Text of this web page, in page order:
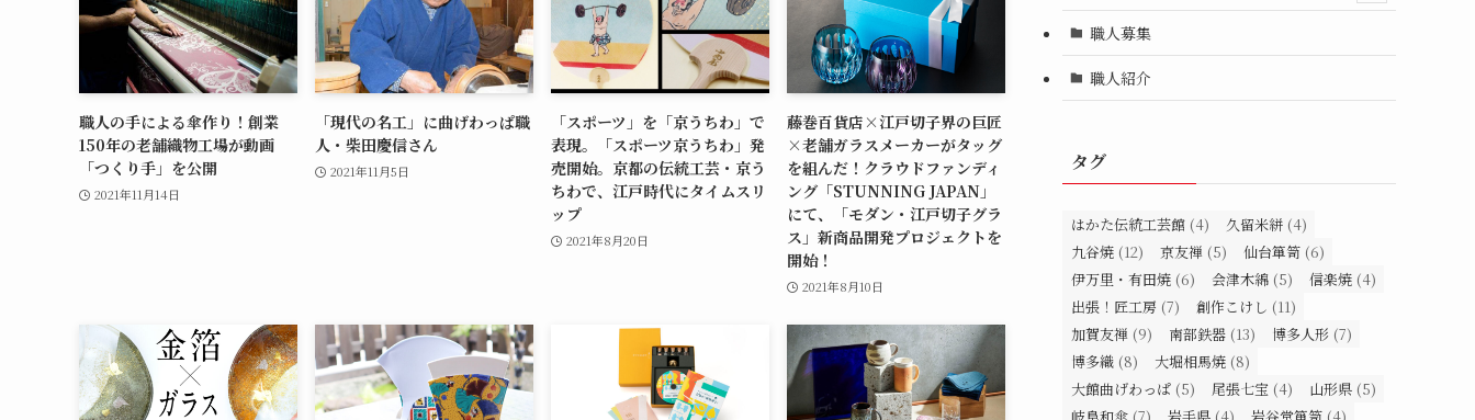
職人の手による傘作り！創業
150年の老舗織物工場が動画
「つくり手」を公開
2021年11月14日
「現代の名工」に曲げわっぱ職
人・柴田慶信さん
2021年11月5日
「スポーツ」を「京うちわ」で
表現。「スポーツ京うちわ」発
売開始。京都の伝統工芸・京う
ちわで、江戸時代にタイムスリ
ップ
2021年8月20日
藤巻百貨店×江戸切子界の巨匠
×老舗ガラスメーカーがタッグ
を組んだ！クラウドファンディ
ング「STUNNING JAPAN」
にて、「モダン・江戸切子グラ
ス」新商品開発プロジェクトを
開始！
2021年8月10日
職人募集
職人紹介
タグ
はかた伝統工芸館 (4) 久留米絣 (4)
九谷焼 (12) 京友禅 (5) 仙台箪笥 (6)
伊万里・有田焼 (6) 会津木綿 (5) 信楽焼 (4)
出張！匠工房 (7) 創作こけし (11)
加賀友禅 (9) 南部鉄器 (13) 博多人形 (7)
博多織 (8) 大堀相馬焼 (8)
大館曲げわっぱ (5) 尾張七宝 (4) 山形県 (5)